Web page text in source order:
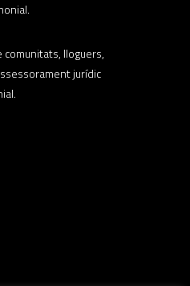
lloguers,
jurídic